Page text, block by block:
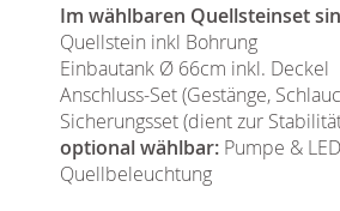
Im wählbaren Quellsteinset
Quellstein inkl Bohrung
Einbautank Ø 66cm inkl. Deckel
Anschluss-Set (Gestänge,
Sicherungsset (dient zur
optional wählbar: Pumpe & LED
Quellbeleuchtung